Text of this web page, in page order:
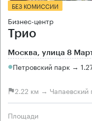
БЕЗ КОМИССИИ
Бизнес-центр
Трио
Москва, улица 8
Петровский парк →
2.22 км → Чапаевский
Площади